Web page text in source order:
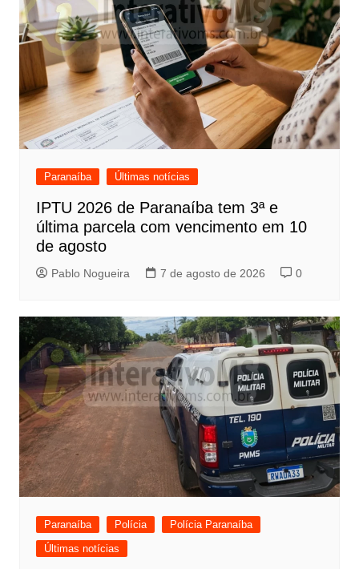
Paranaíba Últimas notícias
IPTU 2026 de Paranaíba tem 3ª e
última parcela com vencimento em 10
de agosto
Pablo Nogueira 7 de agosto de 2026 0
Paranaíba Polícia
Polícia Paranaíba
Últimas notícias